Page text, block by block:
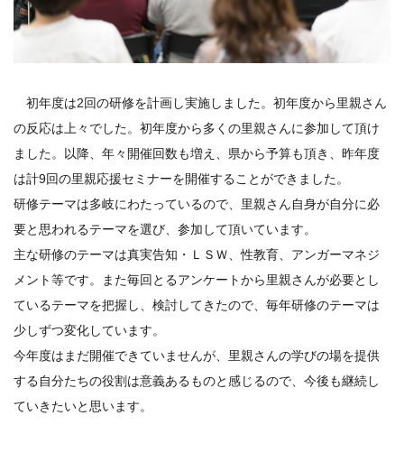
初年度は2回の研修を計画し実施しました。初年度から里親さん
の反応は上々でした。初年度から多くの里親さんに参加して頂け
ました。以降、年々開催回数も増え、県から予算も頂き、昨年度
は計9回の里親応援セミナーを開催することができました。
研修テーマは多岐にわたっているので、里親さん自身が自分に必
要と思われるテーマを選び、参加して頂いています。
主な研修のテーマは真実告知・ＬＳＷ、性教育、アンガーマネジ
メント等です。また毎回とるアンケートから里親さんが必要とし
ているテーマを把握し、検討してきたので、毎年研修のテーマは
少しずつ変化しています。
今年度はまだ開催できていませんが、里親さんの学びの場を提供
する自分たちの役割は意義あるものと感じるので、今後も継続し
ていきたいと思います。